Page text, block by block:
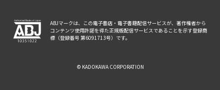
ABJマークは、この電子書店・電子書籍配信サービスが、著作権者から
コンテンツ使用許諾を得た正規版配信サービスであることを示す登録商
標（登録番号 第6091713号）です。
© KADOKAWA CORPORATION